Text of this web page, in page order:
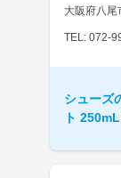
大阪府八尾
TEL: 072-
シューズ
ト 250mL